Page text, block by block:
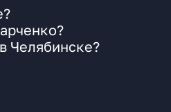
Челябинске?